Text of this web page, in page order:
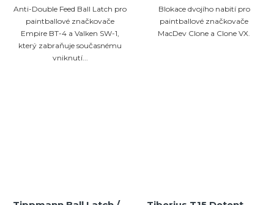
Anti-Double Feed Ball Latch pro
paintballové značkovače
Empire BT-4 a Valken SW-1,
který zabraňuje současnému
vniknutí...
Blokace dvojího nabití pro
paintballové značkovače
MacDev Clone a Clone VX.